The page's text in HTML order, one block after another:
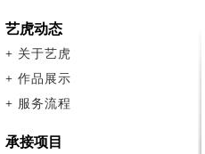
艺虎动态
+ 关于艺虎
+ 作品展示
+ 服务流程
承接项目